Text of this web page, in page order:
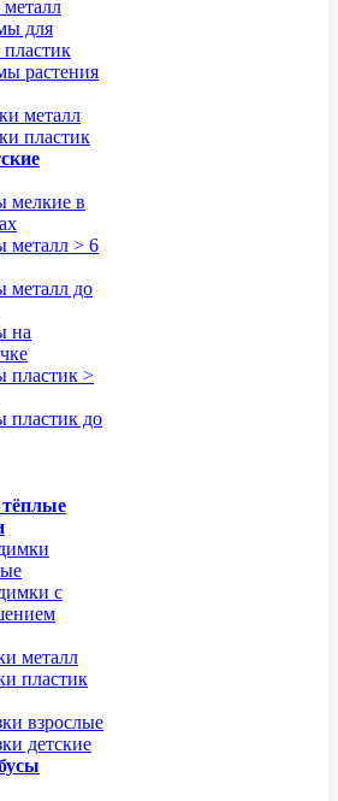
металл
для
пластик
растения
металл
пластик
мелкие в
металл > 6
металл до
на
пластик >
пластик до
с
металл
пластик
взрослые
детские